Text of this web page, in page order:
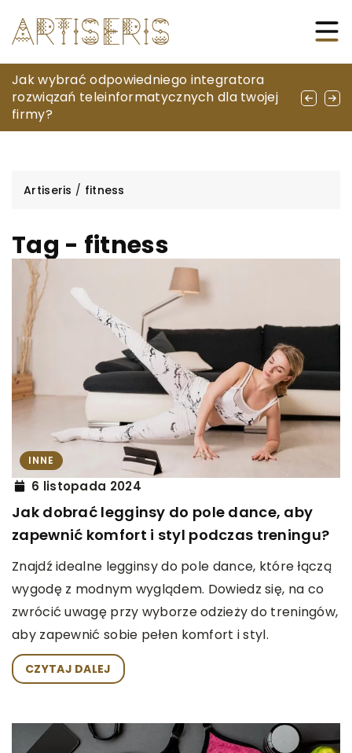
Muzyczne podróże: Jak koncerty mogą
stać się pasją na całe życie
Jak wybrać odpowiedniego integratora
rozwiązań teleinformatycznych dla twojej
firmy?
Stylowe i funkcjonalne obuwie na ciepłe dni:
jak wybrać idealne sportowe buty dla
kobiet
Artiseris / fitness
Tag - fitness
INNE
6 listopada 2024
Jak dobrać legginsy do pole dance, aby
zapewnić komfort i styl podczas treningu?
Znajdź idealne legginsy do pole dance, które łączą
wygodę z modnym wyglądem. Dowiedz się, na co
zwrócić uwagę przy wyborze odzieży do treningów,
aby zapewnić sobie pełen komfort i styl.
CZYTAJ DALEJ